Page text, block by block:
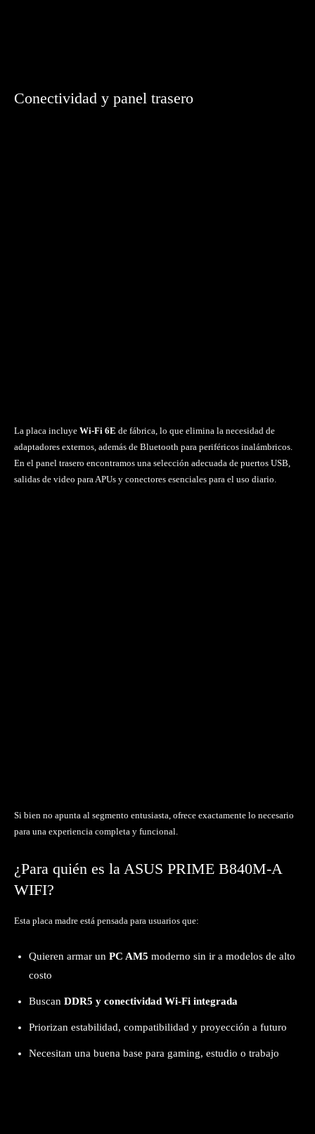
Conectividad y panel trasero
La placa incluye Wi-Fi 6E de fábrica, lo que elimina la necesidad de
adaptadores externos, además de Bluetooth para periféricos inalámbricos.
En el panel trasero encontramos una selección adecuada de puertos USB,
salidas de video para APUs y conectores esenciales para el uso diario.
Si bien no apunta al segmento entusiasta, ofrece exactamente lo necesario
para una experiencia completa y funcional.
¿Para quién es la ASUS PRIME B840M-A
WIFI?
Esta placa madre está pensada para usuarios que:
Quieren armar un PC AM5 moderno sin ir a modelos de alto
costo
Buscan DDR5 y conectividad Wi-Fi integrada
Priorizan estabilidad, compatibilidad y proyección a futuro
Necesitan una buena base para gaming, estudio o trabajo